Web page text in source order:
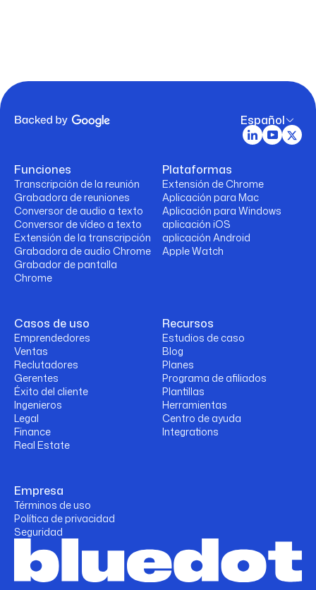
Español
Funciones
Transcripción de la reunión
Grabadora de reuniones
Conversor de audio a texto
Conversor de vídeo a texto
Extensión de la transcripción
Grabadora de audio Chrome
Grabador de pantalla
Chrome
Plataformas
Extensión de Chrome
Aplicación para Mac
Aplicación para Windows
aplicación iOS
aplicación Android
Apple Watch
Casos de uso
Emprendedores
Ventas
Reclutadores
Gerentes
Éxito del cliente
Ingenieros
Legal
Finance
Real Estate
Recursos
Estudios de caso
Blog
Planes
Programa de afiliados
Plantillas
Herramientas
Centro de ayuda
Integrations
Empresa
Términos de uso
Política de privacidad
Seguridad